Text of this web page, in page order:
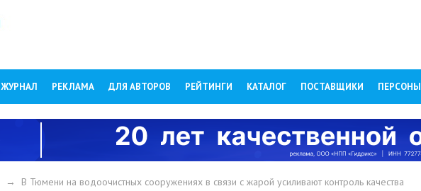
ЖУРНАЛ РЕКЛАМА ДЛЯ АВТОРОВ РЕЙТИНГИ КАТАЛОГ ПОСТАВЩИКИ ПЕРСОНЫ
→ В Тюмени на водоочистных сооружениях в связи с жарой усиливают контроль качества